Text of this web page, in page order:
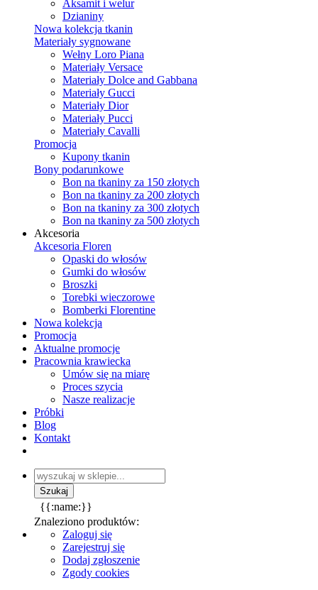
Aksamit i welur
Dzianiny
Nowa kolekcja tkanin
Materiały sygnowane
Wełny Loro Piana
Materiały Versace
Materiały Dolce and Gabbana
Materiały Gucci
Materiały Dior
Materiały Pucci
Materiały Cavalli
Promocja
Kupony tkanin
Bony podarunkowe
Bon na tkaniny za 150 złotych
Bon na tkaniny za 200 złotych
Bon na tkaniny za 300 złotych
Bon na tkaniny za 500 złotych
Akcesoria
Akcesoria Floren
Opaski do włosów
Gumki do włosów
Broszki
Torebki wieczorowe
Bomberki Florentine
Nowa kolekcja
Promocja
Aktualne promocje
Pracownia krawiecka
Umów się na miarę
Proces szycia
Nasze realizacje
Próbki
Blog
Kontakt
{{:name:}}
Znaleziono produktów:
Zaloguj się
Zarejestruj się
Dodaj zgłoszenie
Zgody cookies